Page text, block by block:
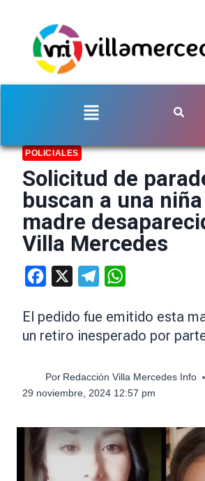
POLICIALES
Solicitud de
buscan a una
madre
Villa Mercedes
Facebook Telegram
El pedido fue emitido esta
un retiro inesperado por
Por Redacción Villa Mercedes Info
29 noviembre, 2024 12:57 pm